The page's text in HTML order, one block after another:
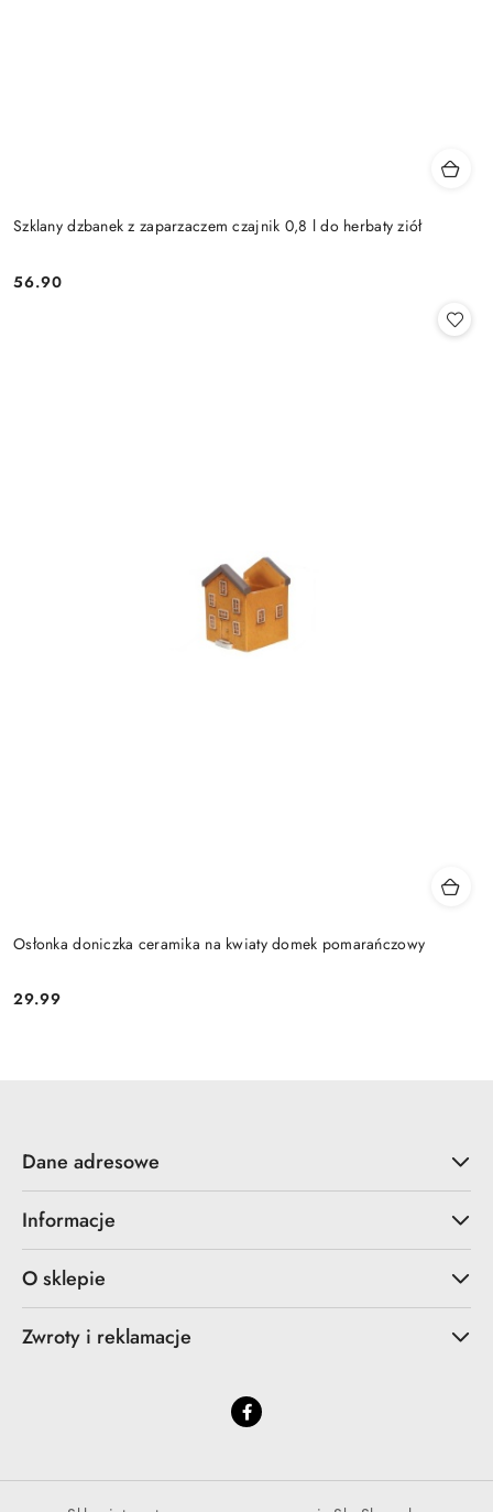
Szklany dzbanek z zaparzaczem czajnik 0,8 l do herbaty ziół
Cena:
56.90
Osłonka doniczka ceramika na kwiaty domek pomarańczowy
Cena:
29.99
Dane adresowe
Informacje
O sklepie
Zwroty i reklamacje